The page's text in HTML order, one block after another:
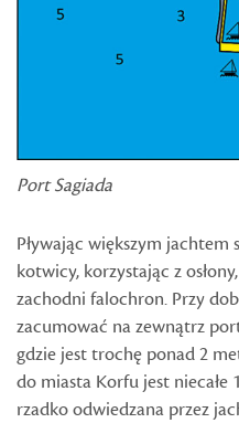
Port Sagiada
Pływając większym jachtem
kotwicy, korzystając z
zachodni falochron. Przy
zacumować na zewnątrz
gdzie jest trochę ponad 2
do miasta Korfu jest niecałe
rzadko odwiedzana przez